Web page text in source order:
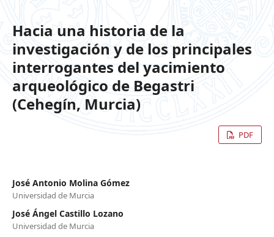
Hacia una historia de la
investigación y de los principales
interrogantes del yacimiento
arqueológico de Begastri
(Cehegín, Murcia)
PDF
José Antonio Molina Gómez
Universidad de Murcia
José Ángel Castillo Lozano
Universidad de Murcia